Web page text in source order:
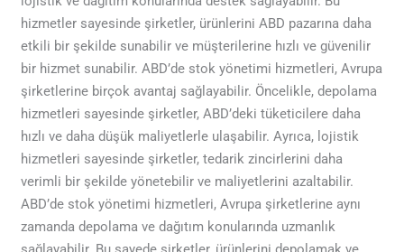
hizmetler sayesinde şirketler, ürünlerini ABD pazarına daha
etkili bir şekilde sunabilir ve müşterilerine hızlı ve güvenilir
bir hizmet sunabilir. ABD’de stok yönetimi hizmetleri, Avrupa
şirketlerine birçok avantaj sağlayabilir. Öncelikle, depolama
hizmetleri sayesinde şirketler, ABD’deki tüketicilere daha
hızlı ve daha düşük maliyetlerle ulaşabilir. Ayrıca, lojistik
hizmetleri sayesinde şirketler, tedarik zincirlerini daha
verimli bir şekilde yönetebilir ve maliyetlerini azaltabilir.
ABD’de stok yönetimi hizmetleri, Avrupa şirketlerine aynı
zamanda depolama ve dağıtım konularında uzmanlık